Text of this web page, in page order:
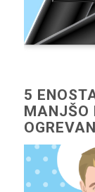
5
MANJŠO